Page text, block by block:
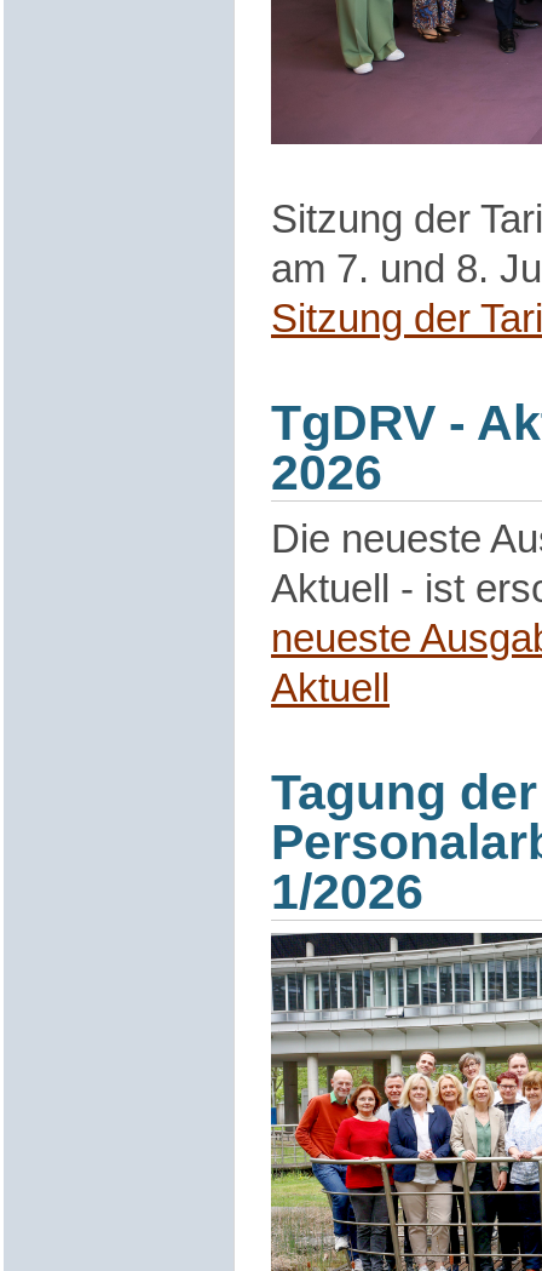
Sitzung der
am 7. und 8.
Sitzung der
TgDRV -
2026
Die neueste
Aktuell - ist
neueste
Aktuell
Tagung der
1/2026